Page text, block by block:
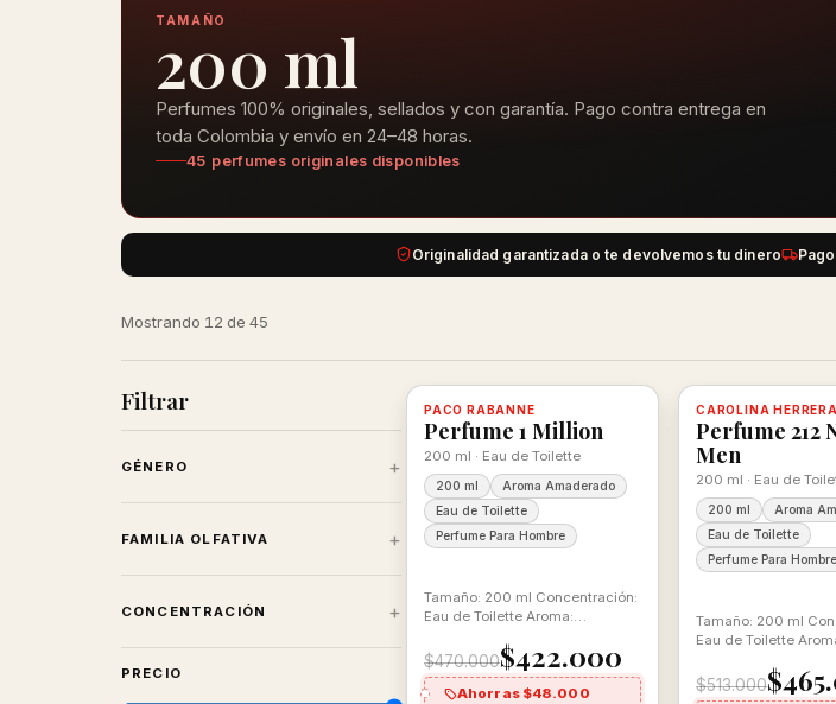
TAMAÑO
200 ml
Perfumes 100% originales, sellados y con garantía. Pago contra entrega en
toda Colombia y envío en 24–48 horas.
45 perfumes originales disponibles
Originalidad garantizada o te devolvemos tu dinero
Mostrando 12 de 45
Filtrar
GÉNERO +
FAMILIA OLFATIVA +
CONCENTRACIÓN +
PRECIO
-10%
PACO RABANNE
Perfume 1 Million
200 ml · Eau de Toilette
200 ml
Aroma Amaderado
Eau de Toilette
Perfume Para Hombre
Tamaño: 200 ml Concentración:
Eau de Toilette Aroma:
$470.000$422.000
Ahorras $48.000
Disponible, con descuento -9%
CAROLINA HERRERA
Perfume 212
Men
200 ml · Eau de
200 ml
Aroma
Eau de Toilette
Perfume Para Hombre
Tamaño: 200 ml
Eau de Toilette
$513.000
Disponible, con